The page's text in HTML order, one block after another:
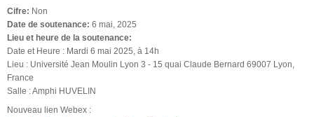
Cifre: Non
Date de soutenance: 6 mai, 2025
Lieu et heure de la soutenance:
Date et Heure : Mardi 6 mai 2025, à 14h
Lieu : Université Jean Moulin Lyon 3 - 15 quai Claude Bernard 69007 Lyon,
France
Salle : Amphi HUVELIN
Nouveau lien Webex :